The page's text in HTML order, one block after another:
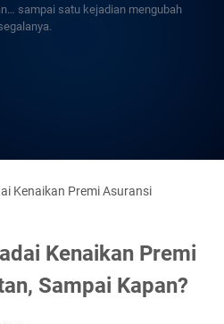
sampai satu kejadian mengubah
Kenaikan Premi Asuransi
Kenaikan Premi
Sampai Kapan?